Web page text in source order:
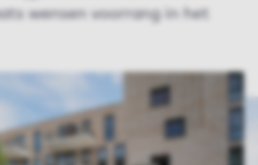
wensen voorrang in het